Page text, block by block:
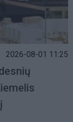
2026-08-01 11:25